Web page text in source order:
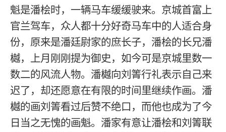
魁是潘桧时，一辆马车缓缓驶来。京城首富上
官兰驾车，众人都十分好奇马车中的人适合身
份，原来是潘廷尉家的庶长子，潘桧的长兄潘
樾，上月刚刚提为御史，如今可是京城里数一
数二的风流人物。潘樾向刘箐行礼表示自己来
迟了，却还愿意在有限的时间里继续作画。潘
樾的画刘箐看过后赞不绝口，而他也成为了今
日当之无愧的画魁。潘家有意让潘桧和刘箐联